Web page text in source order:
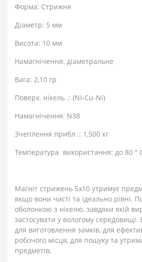
Форма: Стрижня
Діаметр: 5 мм
Висота: 10 мм
Намагнічення: діаметральне
Вага: 2,10 гр
Поверх. нікель .: (Ni-Cu-Ni)
Намагнічення: N38
Зчеплення прибл .: 1,500 кг
Температура використання: до 80 °
Магніт стрижень 5х10 утримує
якщо вони чисті та ідеально рівні.
оболонкою з нікелю, завдяки якій
застосувати у вологому середовищі.
для виготовлення замків, для
робочого місця, для пошуку та
предметів.